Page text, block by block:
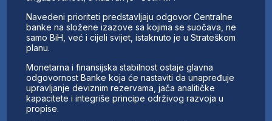
UČLANI SE
KONTAKT
Navedeni prioriteti predstavljaju odgovor Centralne
banke na složene izazove sa kojima se suočava, ne
samo BiH, već i cijeli svijet, istaknuto je u Strateškom
planu.
Monetarna i finansijska stabilnost ostaje glavna
odgovornost Banke koja će nastaviti da unapređuje
upravljanje deviznim rezervama, jača analitičke
kapacitete i integriše principe održivog razvoja u
propise.